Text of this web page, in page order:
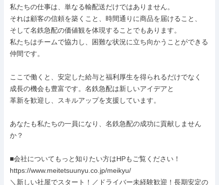
私たちの仕事は、単なる輸配送だけではありません。
それは顧客の信頼を築くこと、時間通りに商品を届けること、
そして名鉄急配の価値観を体現することでもあります。
私たちはチームで協力し、困難な状況に立ち向かうことができる
仲間です。
ここで働くと、安定した給与と福利厚生を得られるだけでなく
成長の機会も豊富です。名鉄急配は新しいアイデアと
革新を歓迎し、スキルアップを支援しています。
あなたも私たちの一員になり、名鉄急配の成功に貢献しません
か？
■会社についてもっと知りたい方はHPもご覧ください！
https://www.meitetsuunyu.co.jp/meikyu/
＼新しい社屋でスタート！／ドライバー未経験歓迎！長期安定の